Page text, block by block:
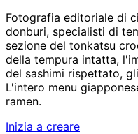
Fotografia editoriale di
donburi, specialisti di
sezione del tonkatsu
della tempura intatta,
del sashimi rispettato,
L'intero menu
ramen.
Inizia a creare